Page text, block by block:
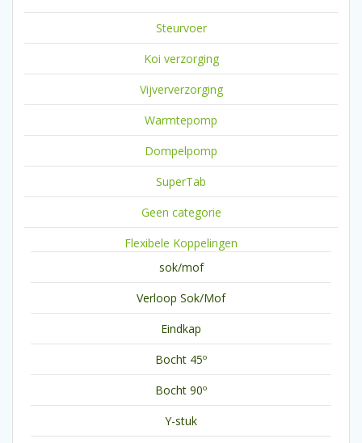
Steurvoer
Koi verzorging
Vijververzorging
Warmtepomp
Dompelpomp
SuperTab
Geen categorie
Flexibele Koppelingen
sok/mof
Verloop Sok/Mof
Eindkap
Bocht 45º
Bocht 90º
Y-stuk